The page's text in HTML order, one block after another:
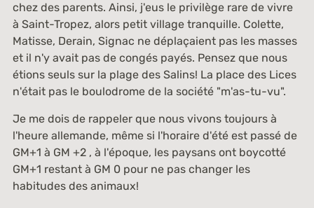
chez des parents. Ainsi, j'eus le privilège rare de vivre
à Saint-Tropez, alors petit village tranquille. Colette,
Matisse, Derain, Signac ne déplaçaient pas les masses
et il n'y avait pas de congés payés. Pensez que nous
étions seuls sur la plage des Salins! La place des Lices
n'était pas le boulodrome de la société "m'as-tu-vu".
Je me dois de rappeler que nous vivons toujours à
l'heure allemande, même si l'horaire d'été est passé de
GM+1 à GM +2 , à l'époque, les paysans ont boycotté
GM+1 restant à GM 0 pour ne pas changer les
habitudes des animaux!